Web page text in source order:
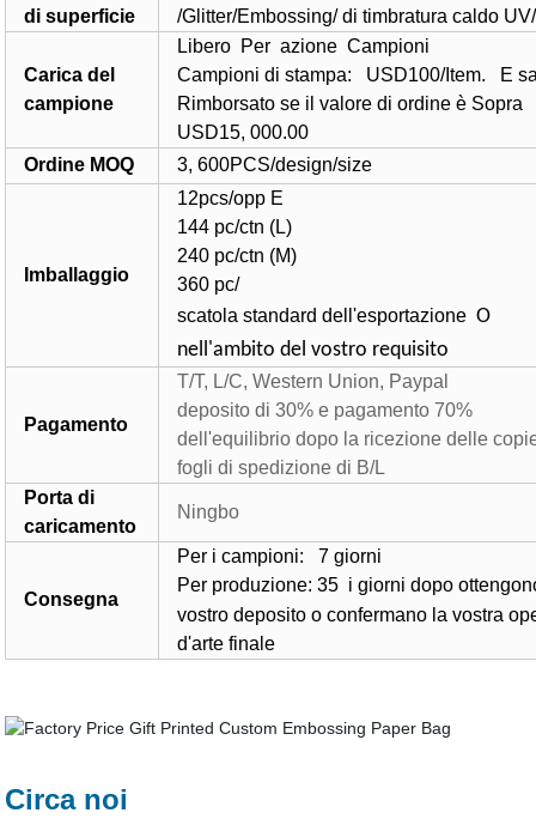
di superficie
/Glitter/Embossing/ di timbratura caldo
Carica del
campione
Libero Perazione Campioni
Campioni di stampa: USD100/Item. E
Rimborsato se il valore di ordine è Sopra
USD15, 000.00
Ordine MOQ
3, 600PCS/design/size
Imballaggio
12pcs/opp E
144 pc/ctn (L)
240 pc/ctn (M)
360 pc/
scatola standard dell'esportazione O
nell'ambito del vostro requisito
Pagamento
T/T, L/C, Western Union, Paypal
deposito di 30% e pagamento 70%
dell'equilibrio dopo la ricezione delle
fogli di spedizione di B/L
Porta di
caricamento
Ningbo
Consegna
Per i campioni: 7 giorni
Per produzione: 35 i giorni dopo
vostro deposito o confermano la vostra
d'arte finale
Circa noi